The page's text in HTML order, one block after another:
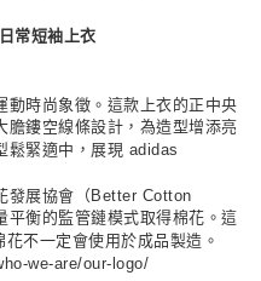
運費
運費
常短袖上衣
動時尚象徵。這款上衣的正中央
膽鏤空線條設計，為造型增添亮
鬆緊適中，展現 adidas
發展協會（Better Cotton
平衡的監管鏈模式取得棉花。這
不一定會使用於成品製造。
we-are/our-logo/